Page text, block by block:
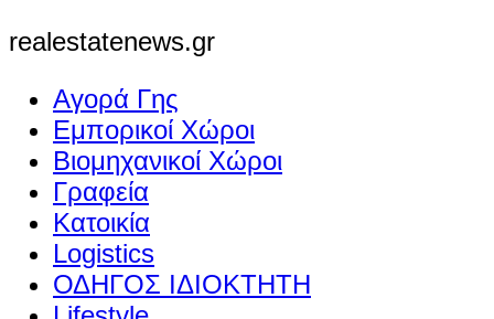
realestatenews.gr
Αγορά Γης
Εμπορικοί Χώροι
Βιομηχανικοί Χώροι
Γραφεία
Κατοικία
Logistics
ΟΔΗΓΟΣ ΙΔΙΟΚΤΗΤΗ